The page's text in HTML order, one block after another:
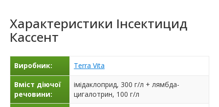
Характеристики Інсектицид
Кассент
Виробник: Terra Vita
Вміст діючої
речовини:
імідаклоприд, 300 г/л + лямбда-
цигалотрин, 100 г/л